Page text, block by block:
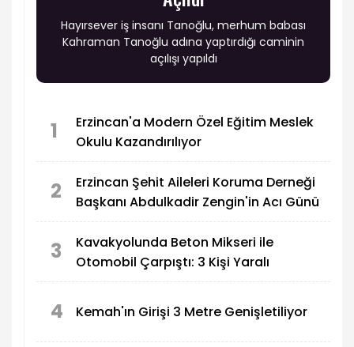
Hayırsever iş insanı Tanoğlu, merhum babası
Kahraman Tanoğlu adına yaptırdığı caminin
açılışı yapıldı
1
Erzincan'a Modern Özel Eğitim Meslek
Okulu Kazandırılıyor
2
Erzincan Şehit Aileleri Koruma Derneği
Başkanı Abdulkadir Zengin'in Acı Günü
3
Kavakyolunda Beton Mikseri ile
Otomobil Çarpıştı: 3 Kişi Yaralı
4 Kemah'ın Girişi 3 Metre Genişletiliyor